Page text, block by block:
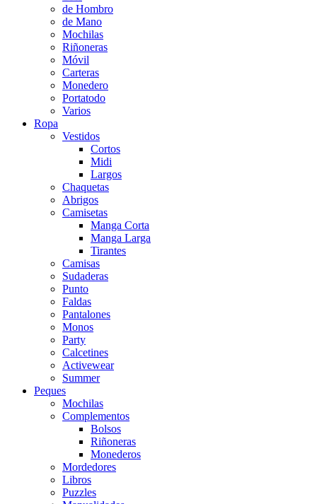
de Hombro
de Mano
Mochilas
Riñoneras
Móvil
Carteras
Monedero
Portatodo
Varios
Ropa
Vestidos
Cortos
Midi
Largos
Chaquetas
Abrigos
Camisetas
Manga Corta
Manga Larga
Tirantes
Camisas
Sudaderas
Punto
Faldas
Pantalones
Monos
Party
Calcetines
Activewear
Summer
Peques
Mochilas
Complementos
Bolsos
Riñoneras
Monederos
Mordedores
Libros
Puzzles